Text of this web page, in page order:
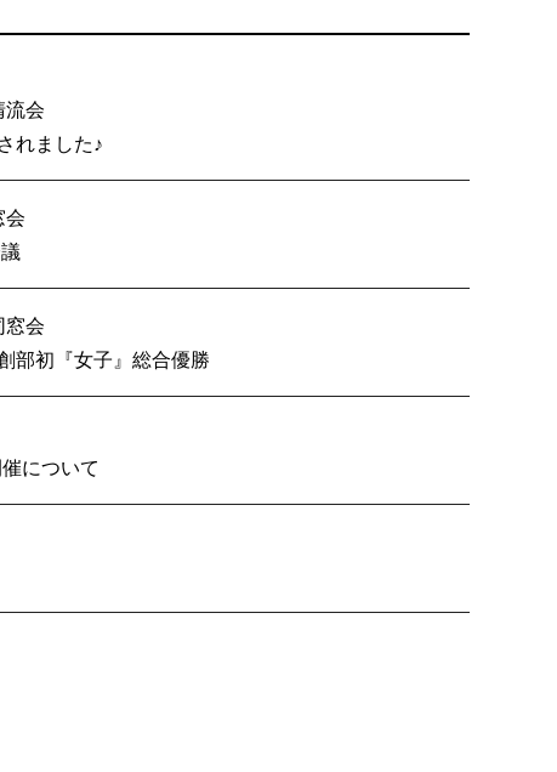
会
が開催されました♪
会
６校OB戦会議
会
創部初『女子』総合優勝
の開催について
子隊いざ見参